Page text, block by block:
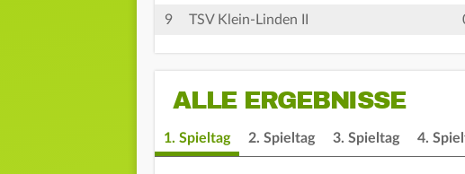
9 TSV Klein-Linden II
ALLE ERGEBNISSE
1. Spieltag 2. Spieltag 3. Spieltag 4.